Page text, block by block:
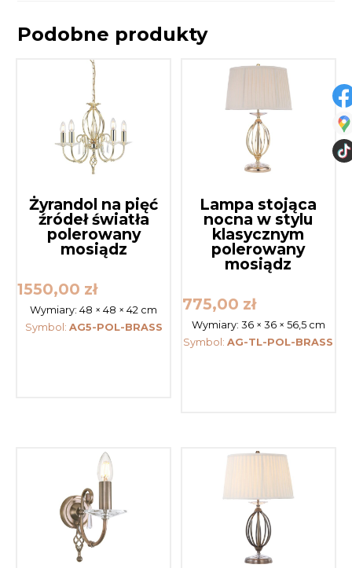
Podobne produkty
Żyrandol na pięć
źródeł światła
polerowany
mosiądz
1550,00 zł
Wymiary:48 × 48 × 42 cm
Symbol: AG5-POL-BRASS
Lampa stojąca
nocna w stylu
klasycznym
polerowany
mosiądz
775,00 zł
Wymiary: 36 × 36 × 56,5 cm
Symbol:AG-TL-POL-BRASS